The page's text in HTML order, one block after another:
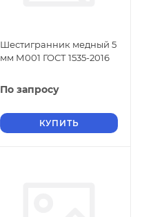
Шестигранник медный 5
мм М001 ГОСТ 1535-2016
По запросу
КУПИТЬ